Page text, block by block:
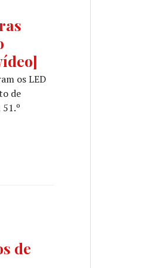
os LED
de
das lendas do rock’n’roll ao
de